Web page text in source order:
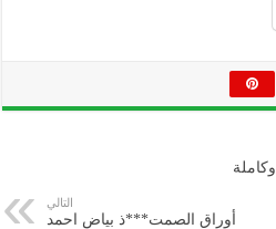
التالي
أوراق الصمت***ذ بياض احمد